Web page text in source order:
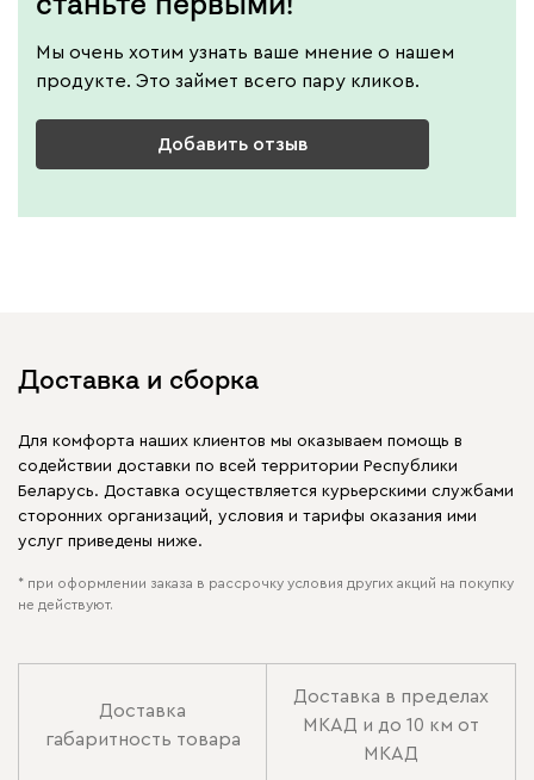
Мы очень хотим узнать ваше мнение о нашем
продукте. Это займет всего пару кликов.
Добавить отзыв
Доставка и сборка
Для комфорта наших клиентов мы оказываем помощь в
содействии доставки по всей территории Республики
Беларусь. Доставка осуществляется курьерскими службами
сторонних организаций, условия и тарифы оказания ими
услуг приведены ниже.
* при оформлении заказа в рассрочку условия других акций на покупку
не действуют.
Доставка
габаритность товара
Доставка в пределах
МКАД и до 10 км от
МКАД